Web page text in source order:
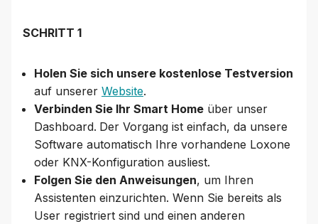
SCHRITT 1
Holen Sie sich unsere kostenlose Testversion
auf unserer Website.
Verbinden Sie Ihr Smart Home über unser
Dashboard. Der Vorgang ist einfach, da unsere
Software automatisch Ihre vorhandene Loxone
oder KNX-Konfiguration ausliest.
Folgen Sie den Anweisungen, um Ihren
Assistenten einzurichten. Wenn Sie bereits als
User registriert sind und einen anderen